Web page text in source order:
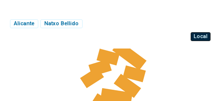
Alicante
Natxo Bellido
Local